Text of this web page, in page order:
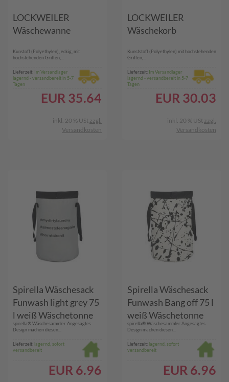
LOCKWEILER
Wäschewanne
Kunstoff (Polyethylen), eckig, mit
hochstehenden Griffen,...
Lieferzeit: Im Versandlager
lagernd - versandbereit in 5-7
Tagen
EUR 35.64
inkl. 20 % USt zzgl.
Versandkosten
LOCKWEILER
Wäschekorb
Kunststoff (Polyethylen) mit hochstehenden
Griffen,...
Lieferzeit: Im Versandlager
lagernd - versandbereit in 5-7
Tagen
EUR 30.03
inkl. 20 % USt zzgl.
Versandkosten
Spirella Wäschesack
Funwash light grey 75
l weiß Wäschetonne
Wäschesammler 75L
spirella® Wäschesammler Angesagtes
Design machen diesen...
Lieferzeit: lagernd, sofort
versandbereit
EUR 6.96
Spirella Wäschesack
Funwash Bang off 75 l
weiß Wäschetonne
Wäschesammler 75L
spirella® Wäschesammler Angesagtes
Design machen diesen...
Lieferzeit: lagernd, sofort
versandbereit
EUR 6.96